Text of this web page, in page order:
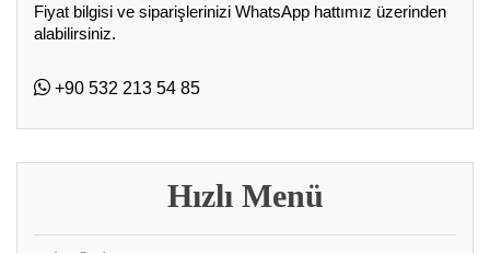
Fiyat bilgisi ve siparişlerinizi WhatsApp hattımız üzerinden
alabilirsiniz.
+90 532 213 54 85
Hızlı Menü